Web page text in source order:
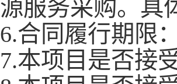
源服务采购。 具
6.合同履行期限：
7.本项目是否接